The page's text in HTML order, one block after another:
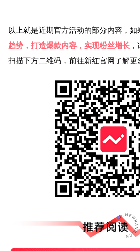
以上就是近期官方活动的部分内容，如
趋势，打造爆款内容，实现粉丝增长
扫描下方二维码，前往新红官网了解更